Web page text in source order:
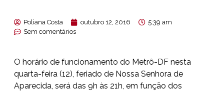
Poliana Costa outubro 12, 2016
5:39 am
Sem comentários
O horário de funcionamento do Metrô-DF nesta
quarta-feira (12), feriado de Nossa Senhora de
Aparecida, será das 9h às 21h, em função dos